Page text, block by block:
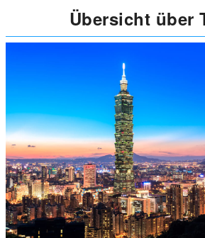
Übersicht über